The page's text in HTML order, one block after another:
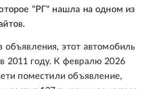
"РГ" нашла на одном из
объявления, этот автомобиль
2011 году. К февралю 2026
поместили объявление,